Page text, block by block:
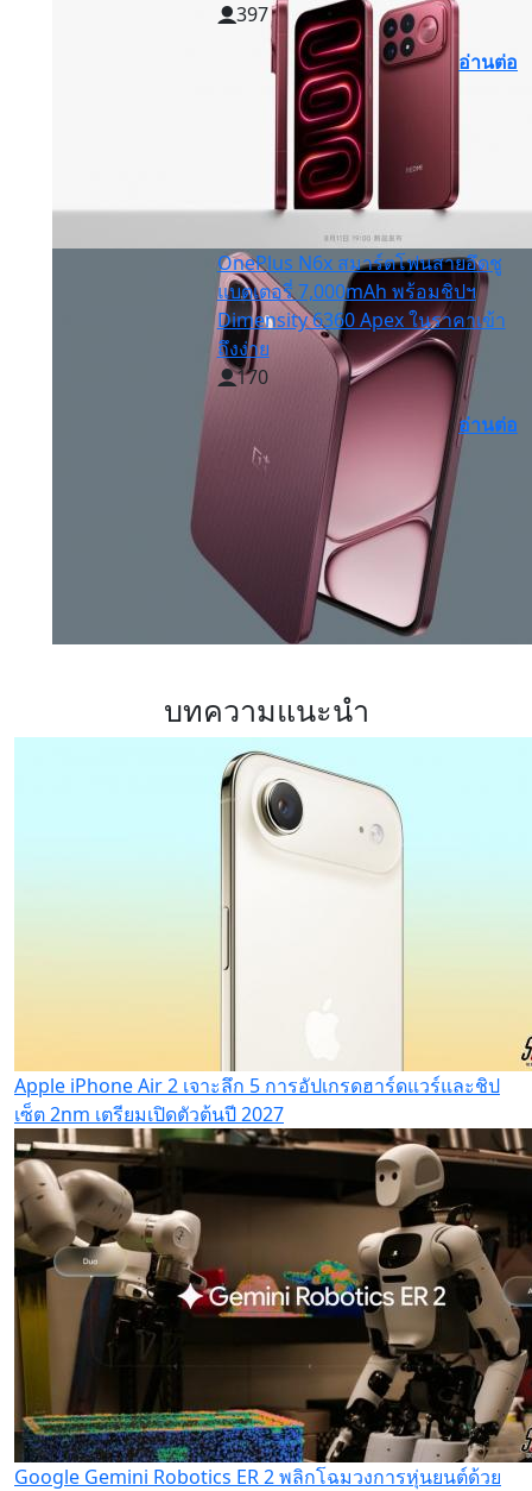
397
อ่านต่อ
OnePlus N6x สมาร์ตโฟนสายอึดชู
แบตเตอรี่ 7,000mAh พร้อมชิปฯ
Dimensity 6360 Apex ในราคาเข้า
ถึงง่าย
170
อ่านต่อ
บทความแนะนำ
Apple iPhone Air 2 เจาะลึก 5 การอัปเกรดฮาร์ดแวร์และชิป
เซ็ต 2nm เตรียมเปิดตัวต้นปี 2027
Google Gemini Robotics ER 2 พลิกโฉมวงการหุ่นยนต์ด้วย